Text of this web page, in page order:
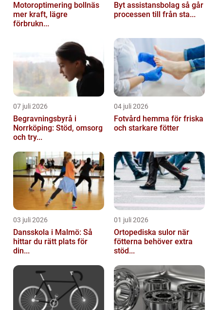
Motoroptimering bollnäs
mer kraft, lägre
förbrukn...
Byt assistansbolag så går
processen till från sta...
07 juli 2026
Begravningsbyrå i
Norrköping: Stöd, omsorg
och try...
04 juli 2026
Fotvård hemma för friska
och starkare fötter
03 juli 2026
Dansskola i Malmö: Så
hittar du rätt plats för
din...
01 juli 2026
Ortopediska sulor när
fötterna behöver extra
stöd...